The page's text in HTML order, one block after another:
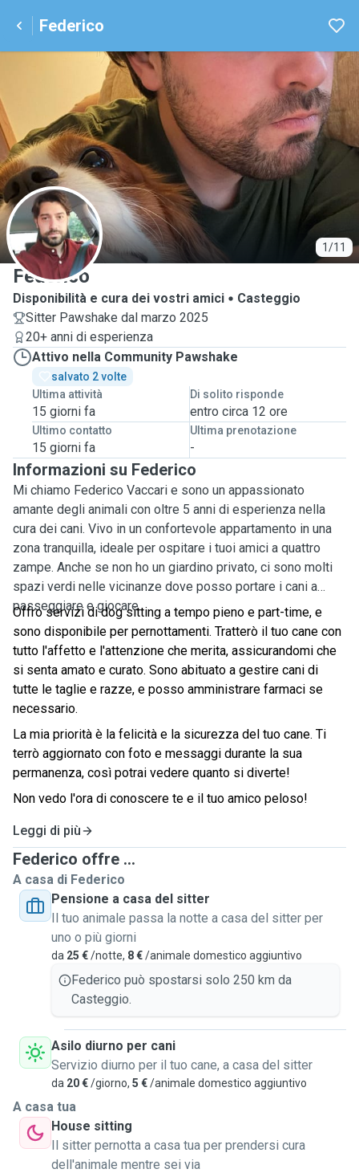
Federico
1/11
F
Federico
Disponibilità e cura dei vostri amici
Casteggio
Sitter Pawshake dal marzo 2025
20+ anni di esperienza
Attivo nella Community Pawshake
salvato 2 volte
Ultima attività
15 giorni fa
Di solito risponde
entro circa 12 ore
Ultimo contatto
15 giorni fa
Ultima prenotazione
-
Informazioni su Federico
Mi chiamo Federico Vaccari e sono un appassionato
amante degli animali con oltre 5 anni di esperienza nella
cura dei cani. Vivo in un confortevole appartamento in una
zona tranquilla, ideale per ospitare i tuoi amici a quattro
zampe. Anche se non ho un giardino privato, ci sono molti
spazi verdi nelle vicinanze dove posso portare i cani a
passeggiare e giocare.
Offro servizi di dog sitting a tempo pieno e part-time, e
sono disponibile per pernottamenti. Tratterò il tuo cane con
tutto l'affetto e l'attenzione che merita, assicurandomi che
si senta amato e curato. Sono abituato a gestire cani di
tutte le taglie e razze, e posso amministrare farmaci se
necessario.
La mia priorità è la felicità e la sicurezza del tuo cane. Ti
terrò aggiornato con foto e messaggi durante la sua
permanenza, così potrai vedere quanto si diverte!
Non vedo l'ora di conoscere te e il tuo amico peloso!
Leggi di più
Federico offre ...
A casa di Federico
Pensione a casa del sitter
Il tuo animale passa la notte a casa del sitter per
uno o più giorni
da 25 €/notte, 8 €/animale domestico aggiuntivo
Federico può spostarsi solo 250 km da
Casteggio.
Asilo diurno per cani
Servizio diurno per il tuo cane, a casa del sitter
da 20 €/giorno, 5 €/animale domestico aggiuntivo
A casa tua
House sitting
Il sitter pernotta a casa tua per prendersi cura
dell'animale mentre sei via